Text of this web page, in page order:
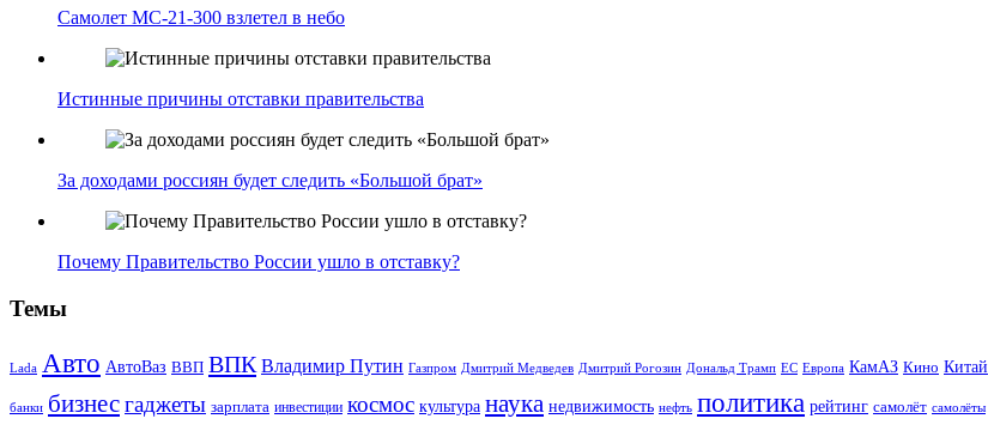
Самолет МС-21-300 взлетел в небо
Истинные причины отставки правительства
За доходами россиян будет следить «Большой брат»
Почему Правительство России ушло в отставку?
Темы
Lada Авто АвтоВаз ВВП ВПК Владимир Путин Газпром Дмитрий Медведев Дмитрий Рогозин Дональд Трамп ЕС Европа КамАЗ Кино Китай
банки бизнесгаджеты зарплата инвестиции космос культура наука недвижимость нефть политика рейтинг самолёт самолёты